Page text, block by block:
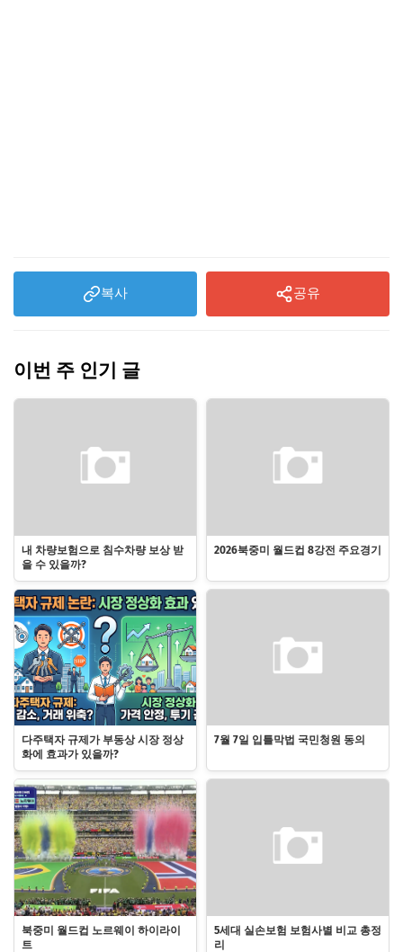
복사 공유
이번 주 인기 글
내 차량보험으로 침수차량 보상 받
을 수 있을까?
2026북중미 월드컵 8강전 주요경기
다주택자 규제가 부동상 시장 정상
화에 효과가 있을까?
7월 7일 입틀막법 국민청원 동의
북중미 월드컵 노르웨이 하이라이
트
5세대 실손보험 보험사별 비교 총정
리